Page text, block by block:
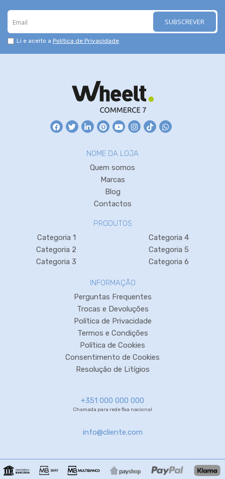
SUBSCREVER
Li e aceito a Política de Privacidade
NOME DA LOJA
Quem somos
Marcas
Blog
Contactos
PRODUTOS
Categoria 1
Categoria 2
Categoria 3
Categoria 4
Categoria 5
Categoria 6
INFORMAÇÃO
Perguntas Frequentes
Trocas e Devoluções
Política de Privacidade
Termos e Condições
Política de Cookies
Consentimento de Cookies
Resolução de Litígios
+351 000 000 000
Chamada para rede fixa nacional
info@cliente.com